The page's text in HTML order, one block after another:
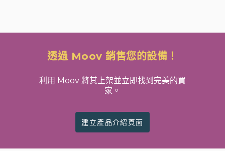
透過 Moov 銷售您的設備！
利用 Moov 將其上架並立即找到完美的買
家。
建立產品介紹頁面